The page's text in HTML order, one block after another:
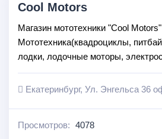
Cool Motors
Магазин мототехники "Cool Motors"
Мототехника(квадроциклы,
лодки, лодочные моторы,
Екатеринбург, Ул. Энгельса 36
Просмотров: 4078